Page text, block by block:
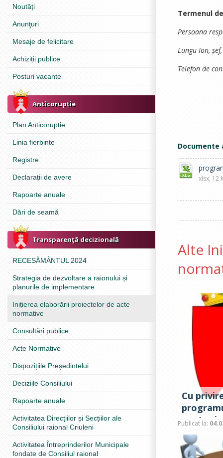
Noutăți
Anunţuri
Mesaje de felicitare
Achiziții publice
Posturi vacante
Anticorupție
Plan Anticorupție
Linia fierbinte
Registre
Declarații de avere
Rapoarte anuale
Dări de seamă
Transparenţă decizională
RECESĂMÂNTUL 2024
Strategia de dezvoltare a raionului și
planurile de implementare
Inițierea elaborării proiectelor de acte
normative
Consultări publice
Acte Normative
Dispozițiile Președintelui
Deciziile Consiliului
Rapoarte anuale
Activitatea Direcțiilor și Secțiilor ale
Consiliului raional Criuleni
Activitatea Întreprinderilor Municipale
fondate de Consiliul raional
Termenul
Persoana
Lungu Ion, șef
Telefon de
Documente
xlsx, 12
Alte
Cu
pentru
2024
Publicat la: